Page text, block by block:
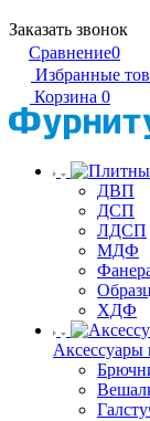
Заказать звонок
Сравнение0
Избранные
Корзина 0
ДВП
ДСП
ЛДСП
МДФ
ХДФ
Аксессуары